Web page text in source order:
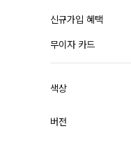
신규가입 혜택
무이자 카드
색상
버전